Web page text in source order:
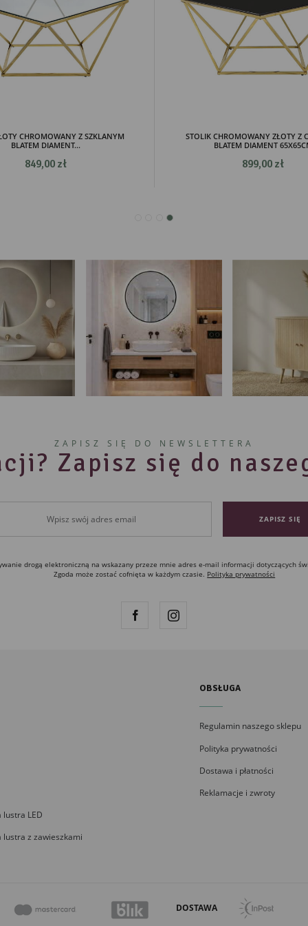
CHROMOWANY Z SZKLANYM
BLATEM DIAMENT...
849,00 zł
STOLIK CHROMOWANY ZŁOTY Z
BLATEM DIAMENT
899,00 zł
ZAPISZ SIĘ DO NEWSLETTERA
Zapisz się do
drogą elektroniczną na wskazany przeze mnie adres e-mail informacji dotyczących
Zgoda może zostać cofnięta w każdym czasie. Polityka prywatności
lustra LED
lustra z zawieszkami
OBSŁUGA
Regulamin naszego sklepu
Polityka prywatności
Dostawa i płatności
Reklamacje i zwroty
DOSTAWA
upodobań oraz Twoich zwyczajów dotyczących przeglądanej witryny internetowej. Treści
mogą pojawić się na stronach podmiotów trzecich lub firm będących naszymi
oraz innych dostawców usług. Firmy te działają w charakterze pośredników
nasze treści w postaci wiadomości, ofert, komunikatów mediów